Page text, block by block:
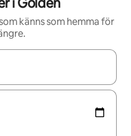
känns som hemma för
du navigera med upp- och